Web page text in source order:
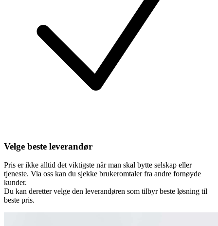
Velge beste leverandør
Pris er ikke alltid det viktigste når man skal bytte selskap eller
tjeneste. Via oss kan du sjekke brukeromtaler fra andre fornøyde
kunder.
Du kan deretter velge den leverandøren som tilbyr beste løsning til
beste pris.